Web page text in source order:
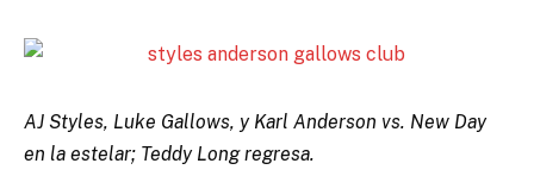
AJ Styles, Luke Gallows, y Karl Anderson vs. New Day
en la estelar; Teddy Long regresa.